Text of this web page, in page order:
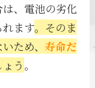
、電池の劣化
ます。そのま
ため、寿命だ
う。